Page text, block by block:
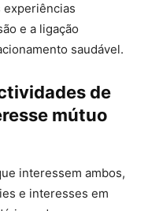
experiências
e a ligação
saudável.
de
mútuo
interessem ambos,
e interesses em